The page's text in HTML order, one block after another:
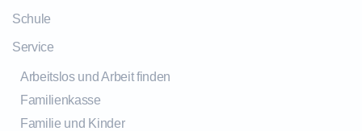
Schule
Service
Arbeitslos und Arbeit finden
Familienkasse
Familie und Kinder